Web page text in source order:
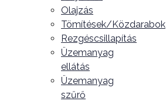
Olajzás
Tömítések/Közdarabok
Rezgéscsillapítás
Üzemanyag
ellátás
Üzemanyag
szűrő